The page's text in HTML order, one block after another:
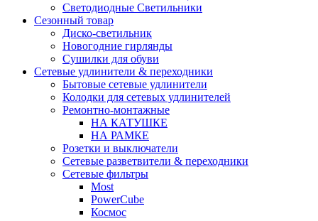
Светодиодные Светильники
Сезонный товар
Диско-светильник
Новогодние гирлянды
Сушилки для обуви
Сетевые удлинители & переходники
Бытовые сетевые удлинители
Колодки для сетевых удлинителей
Ремонтно-монтажные
НА КАТУШКЕ
НА РАМКЕ
Розетки и выключатели
Сетевые разветвители & переходники
Сетевые фильтры
Most
PowerCube
Космос